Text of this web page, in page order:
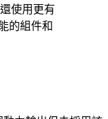
使用更有
的組件和